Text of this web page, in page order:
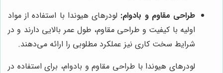
طراحی مقاوم و بادوام: لودرهای هیوندا با استفاده از مواد
اولیه با کیفیت و طراحی مقاوم، طول عمر بالایی دارند و در
شرایط سخت کاری نیز عملکرد مطلوبی را ارائه می‌دهند.
لودرهای هیوندا با طراحی مقاوم و بادوام، برای استفاده در